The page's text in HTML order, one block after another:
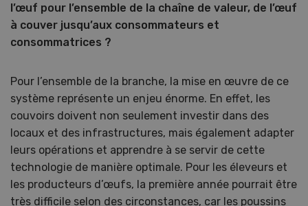
l’œuf pour l’ensemble de la chaîne de valeur, de l’œuf
à couver jusqu’aux consommateurs et
consommatrices ?
Pour l’ensemble de la branche, la mise en œuvre de ce
système représente un enjeu énorme. En effet, les
couvoirs doivent non seulement investir dans des
locaux et des infrastructures, mais également adapter
leurs opérations et apprendre à se servir de cette
technologie de manière optimale. Pour les éleveurs et
les producteurs d’œufs, la première année pourrait être
très difficile selon des circonstances, car les poussins